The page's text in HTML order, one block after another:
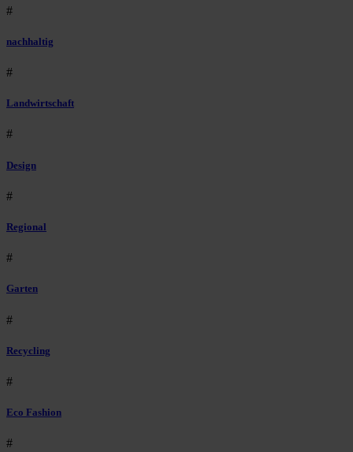
#
nachhaltig
#
Landwirtschaft
#
Design
#
Regional
#
Garten
#
Recycling
#
Eco Fashion
#